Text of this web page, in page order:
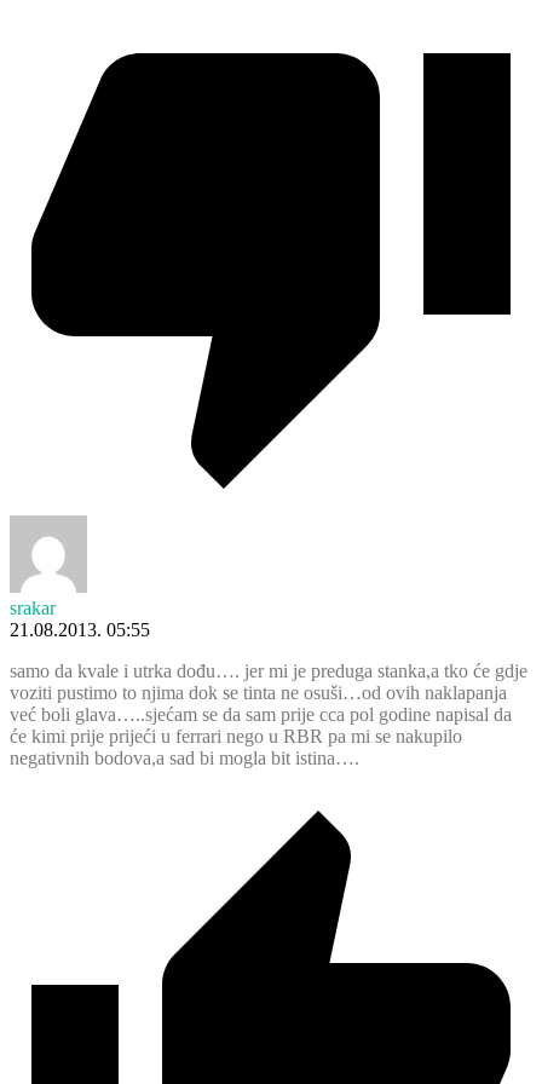
srakar
21.08.2013. 05:55
samo da kvale i utrka dođu…. jer mi je preduga stanka,a tko će gdje
voziti pustimo to njima dok se tinta ne osuši…od ovih naklapanja
već boli glava…..sjećam se da sam prije cca pol godine napisal da
će kimi prije prijeći u ferrari nego u RBR pa mi se nakupilo
negativnih bodova,a sad bi mogla bit istina….